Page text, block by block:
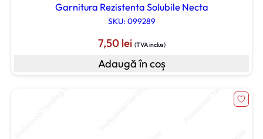
Garnitura Rezistenta Solubile Necta
SKU: 099289
7,50 lei (TVA inclus)
Adaugă în coș